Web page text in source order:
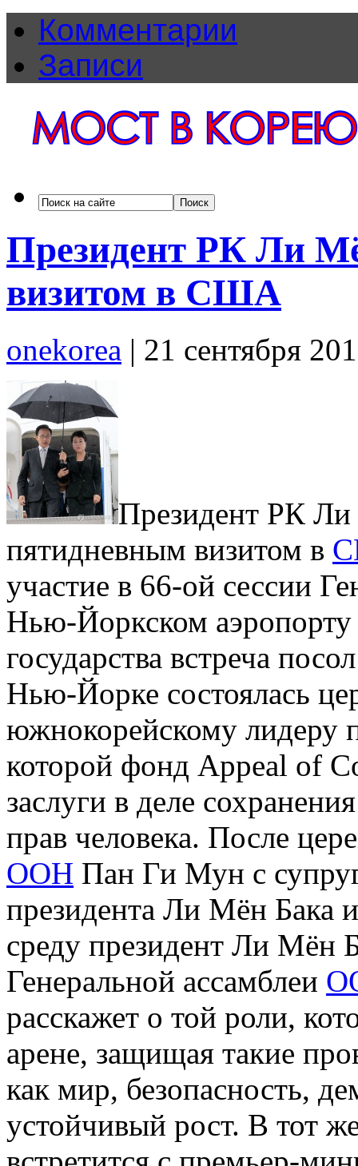
Комментарии
Записи
Президент РК Ли
визитом в США
onekorea | 21 сентября
Президент РК
пятидневным визитом в
участие в 66-ой сессии
Нью-Йоркском
государства встреча
Нью-Йорке состоялась
южнокорейскому лидеру
которой фонд Appeal of
заслуги в деле
прав человека. После
ООН Пан Ги Мун с
президента Ли Мён
среду президент Ли Мён
Генеральной ассамблеи
расскажет о той роли,
арене, защищая такие
как мир, безопасность,
устойчивый рост. В тот